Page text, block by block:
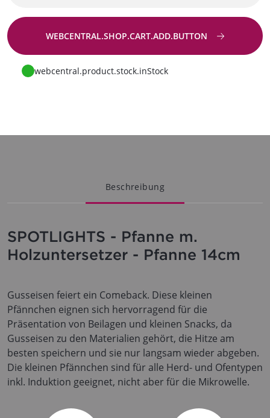
WEBCENTRAL.SHOP.CART.ADD.BUTTON
Zur Anfrage
webcentral.product.stock.inStock
Beschreibung
SPOTLIGHTS - Pfanne m.
Holzuntersetzer - Pfanne 14cm
Gusseisen feiert ein Comeback. Diese kleinen
Pfännchen eignen sich hervorragend für die
Präsentation von Beilagen und kleinen Snacks, da
Gusseisen zu den Materialien gehört, die Hitze am
besten speichern und sie nur langsam wieder abgeben.
Die kleinen Pfännchen sind für alle Herd- und Ofentypen
inkl. Induktion geeignet, nicht aber für die Mikrowelle.